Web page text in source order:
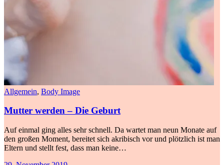
Allgemein, Body Image
Mutter werden – Die Geburt
Auf einmal ging alles sehr schnell. Da wartet man neun Monate auf
den großen Moment, bereitet sich akribisch vor und plötzlich ist man
Eltern und stellt fest, dass man keine…